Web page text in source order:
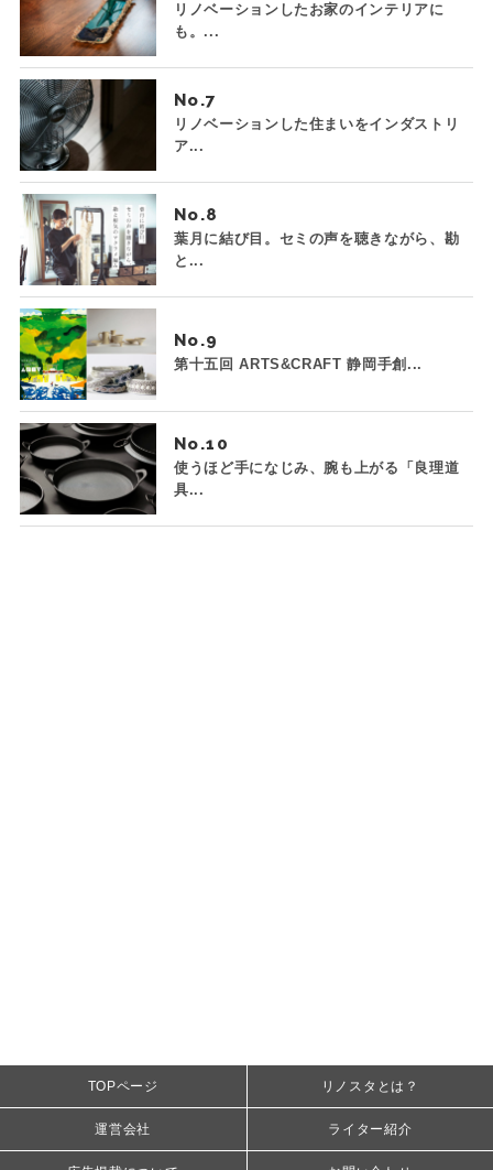
リノベーションしたお家のインテリアに
も。...
No.
リノベーションした住まいをインダストリ
ア...
No.
葉月に結び目。セミの声を聴きながら、勘
と...
No.
第十五回 ARTS&CRAFT 静岡手創...
No.
使うほど手になじみ、腕も上がる「良理道
具...
TOPページ リノスタとは？
運営会社 ライター紹介